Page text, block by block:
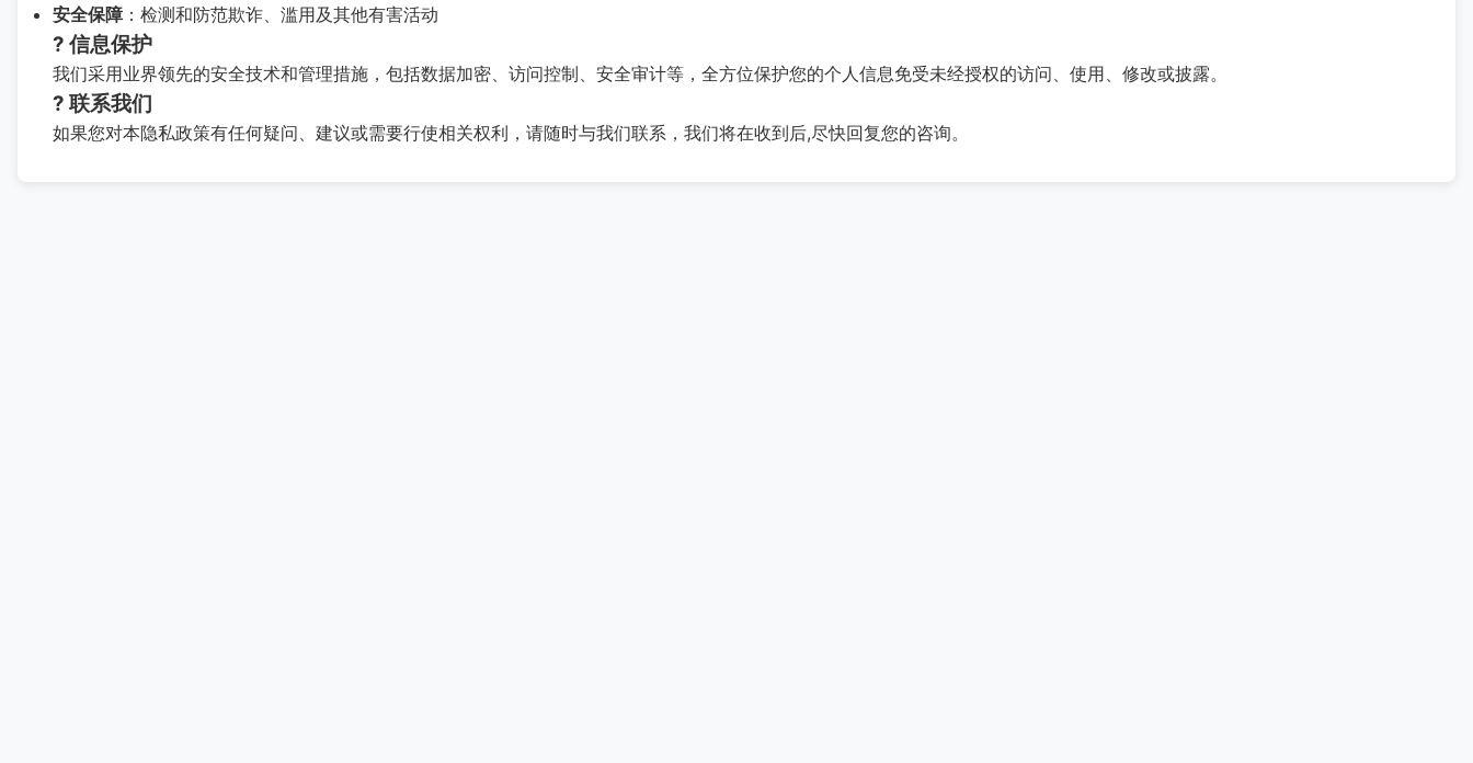
安全保障 ：检测和防范欺诈、滥用及其他有害活动
?️ 信息保护
我们采用业界领先的安全技术和管理措施，包括数据加密、访问控制、安全审计等，全方位保护您的个人信息免受未经授权的访问、使用、修改或披露。
? 联系我们
如果您对本隐私政策有任何疑问、建议或需要行使相关权利，请随时与我们联系，我们将在收到后,尽快回复您的咨询。